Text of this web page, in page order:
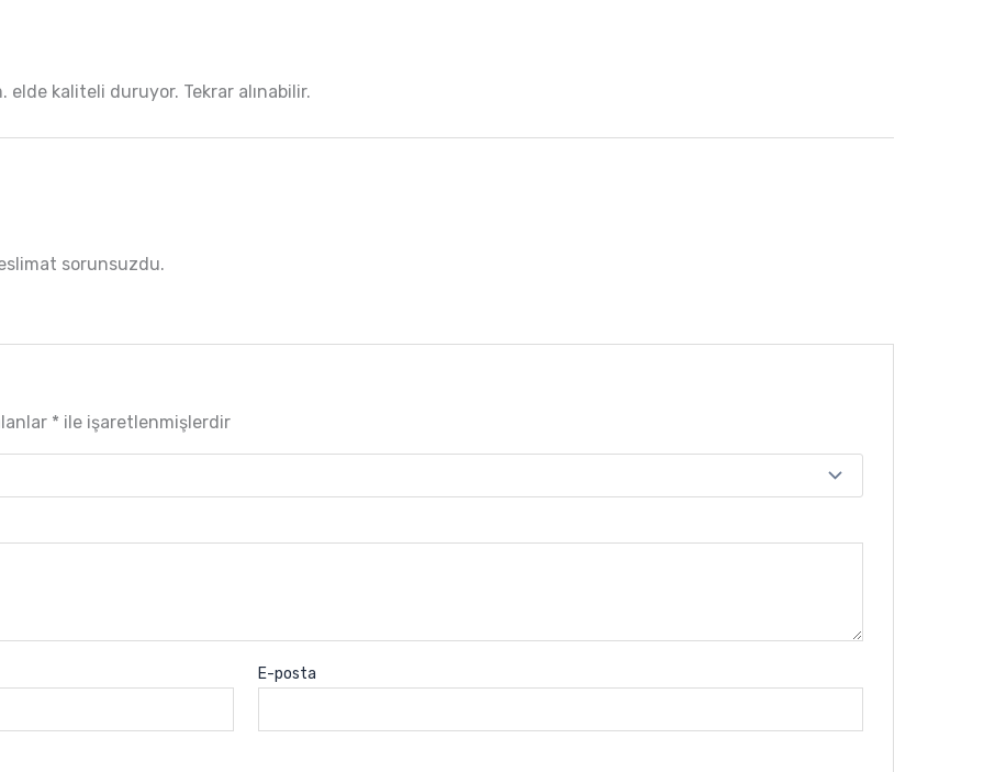
elde kaliteli duruyor. Tekrar alınabilir.
sorunsuzdu.
* ile işaretlenmişlerdir
E-posta